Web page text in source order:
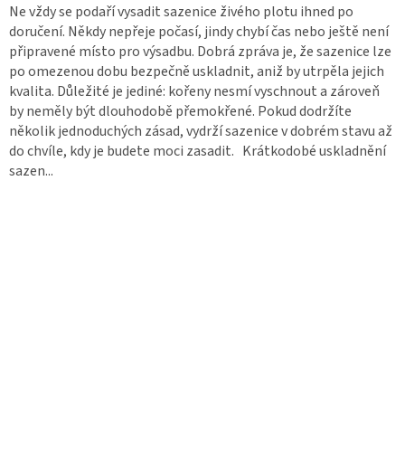
Ne vždy se podaří vysadit sazenice živého plotu ihned po
doručení. Někdy nepřeje počasí, jindy chybí čas nebo ještě není
připravené místo pro výsadbu. Dobrá zpráva je, že sazenice lze
po omezenou dobu bezpečně uskladnit, aniž by utrpěla jejich
kvalita. Důležité je jediné: kořeny nesmí vyschnout a zároveň
by neměly být dlouhodobě přemokřené. Pokud dodržíte
několik jednoduchých zásad, vydrží sazenice v dobrém stavu až
do chvíle, kdy je budete moci zasadit. Krátkodobé uskladnění
sazen...